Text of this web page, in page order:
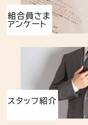
組合員さま
アンケート
スタッフ紹介